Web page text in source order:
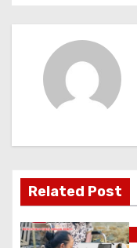
Related Post